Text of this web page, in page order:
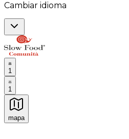
Cambiar idioma
1
1
mapa
Experiencias culinarias